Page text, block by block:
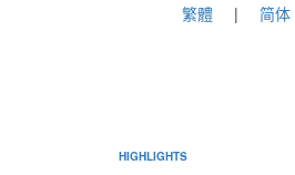
繁體 简体
HIGHLIGHTS